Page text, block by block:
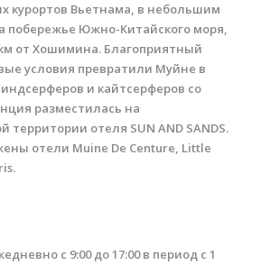
Медиа
Фото
Места катания
Наши станции
Ветратория.Вьетнам
курортов Вьетнама, в небольшим
побережье Южно-Китайского моря,
от Хошимина. Благоприятный
условия превратили Муйне в
и кайтсерферов со
разместилась на
территории отеля SUN AND SANDS.
отели Muine De Centure, Little
с 9:00 до 17:00 в период с 1